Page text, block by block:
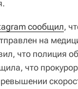
сообщил,
на
что полиция
что